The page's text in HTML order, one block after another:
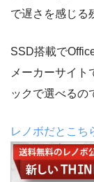
で遅さを感じる
SSD搭載で
メーカーサイ
ックで選べるの
レノボだとこち